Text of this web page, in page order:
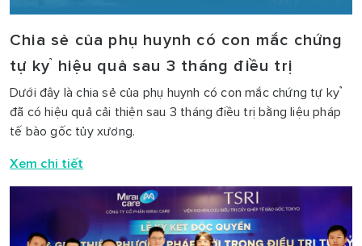
Chia sẻ của phụ huynh có con mắc chứng
tự kỷ hiệu quả sau 3 tháng điều trị
Dưới đây là chia sẻ của phụ huynh có con mắc chứng tự kỷ
đã có hiệu quả cải thiện sau 3 tháng điều trị bằng liệu pháp
tế bào gốc tủy xương.
Xem chi tiết